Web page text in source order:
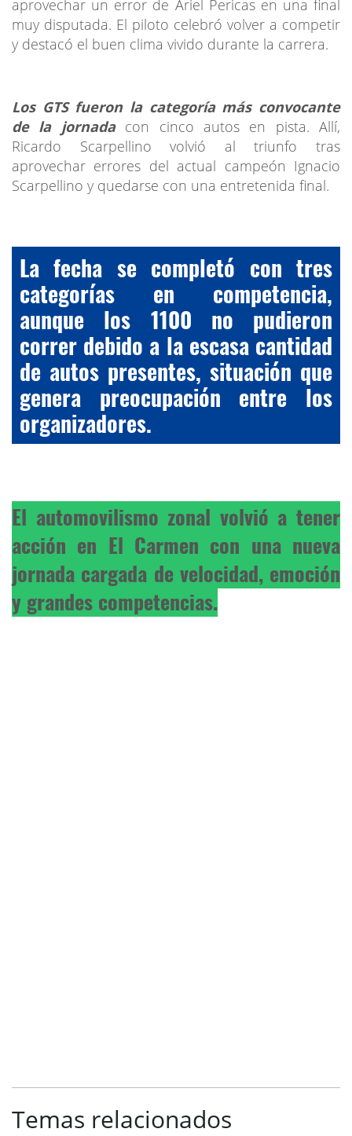
aprovechar un error de Ariel Pericas en una final
muy disputada. El piloto celebró volver a competir
y destacó el buen clima vivido durante la carrera.
Los GTS fueron la categoría más convocante
de la jornadacon cinco autos en pista. Allí,
Ricardo Scarpellino volvió al triunfo tras
aprovechar errores del actual campeón Ignacio
Scarpellino y quedarse con una entretenida final.
La fecha se completó con tres
categorías en competencia,
aunque los 1100 no pudieron
correr debido a la escasa cantidad
de autos presentes, situación que
genera preocupación entre los
organizadores.
El automovilismo zonal volvió a tener
acción en El Carmen con una nueva
jornada cargada de velocidad, emoción
y grandes competencias.
Temas relacionados